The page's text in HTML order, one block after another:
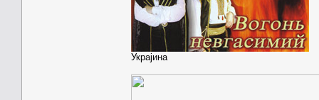
Украјина